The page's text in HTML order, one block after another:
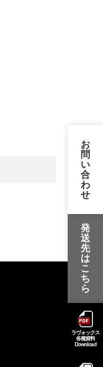
お
問
い
合
わ
せ
発
送
先
は
こ
ち
ら
ラヴォックス
各種資料
Download